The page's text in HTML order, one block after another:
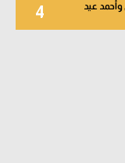
4 عيد